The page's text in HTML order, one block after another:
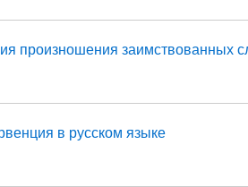
произношения заимствованных
в русском языке